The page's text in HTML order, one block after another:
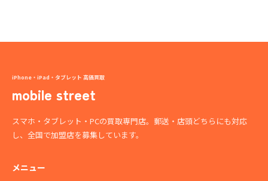
iPhone・iPad・タブレット 高価買取
mobile street
スマホ・タブレット・PCの買取専門店。郵送・店頭どちらにも対応
し、全国で加盟店を募集しています。
メニュー